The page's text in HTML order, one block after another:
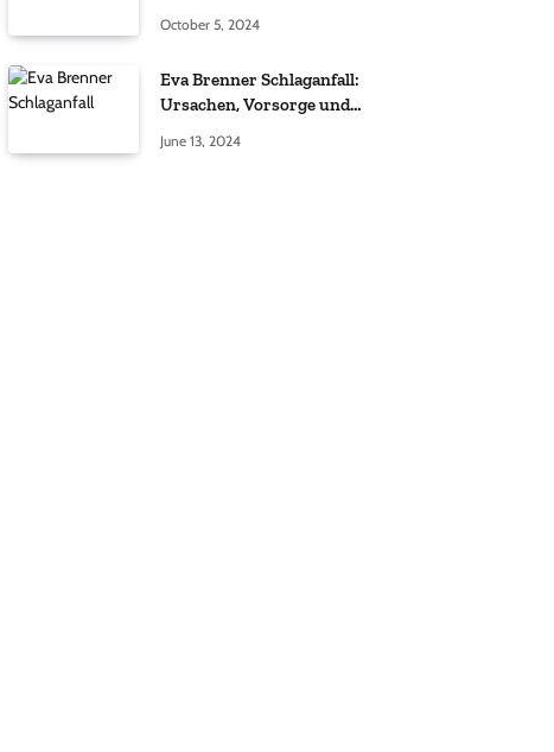
Gerüchten
October 5, 2024
Eva Brenner Schlaganfall:
Ursachen, Vorsorge und
June 13, 2024